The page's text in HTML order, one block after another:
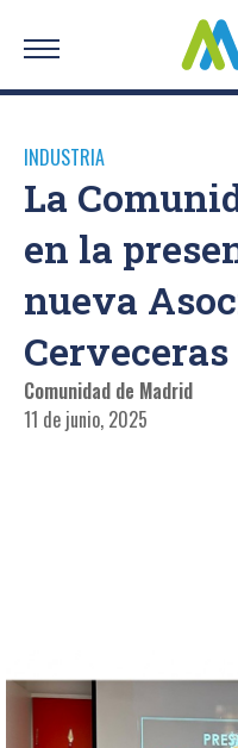
INDUSTRIA
La
en la
nueva
Comunidad de Madrid
11 de junio, 2025